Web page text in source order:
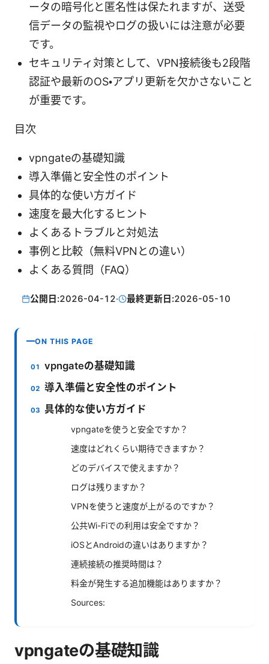
ータの暗号化と匿名性は保たれますが、送受
信データの監視やログの扱いには注意が必要
です。
セキュリティ対策として、VPN接続後も2段階
認証や最新のOS・アプリ更新を欠かさないこと
が重要です。
目次
vpngateの基礎知識
導入準備と安全性のポイント
具体的な使い方ガイド
速度を最大化するヒント
よくあるトラブルと対処法
事例と比較（無料VPNとの違い）
よくある質問（FAQ）
公開日:2026-04-12· 最終更新日:2026-05-10
ON THIS PAGE
vpngateの基礎知識
導入準備と安全性のポイント
具体的な使い方ガイド
vpngateを使うと安全ですか？
速度はどれくらい期待できますか？
どのデバイスで使えますか？
ログは残りますか？
VPNを使うと速度が上がるのですか？
公共Wi-Fiでの利用は安全ですか？
iOSとAndroidの違いはありますか？
連続接続の推奨時間は？
料金が発生する追加機能はありますか？
Sources:
vpngateの基礎知識